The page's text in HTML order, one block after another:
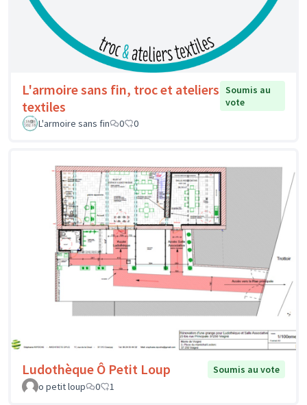
L'armoire sans fin, troc et ateliers
textiles
Soumis au
vote
L'armoire sans fin
0 0
Ludothèque Ô Petit Loup
Soumis au vote
o petit loup
0 1